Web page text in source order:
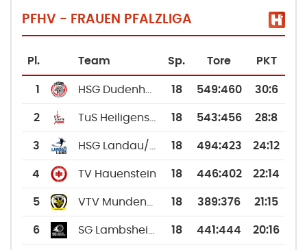
PFHV - FRAUEN PFALZLIGA
Pl. Team Sp. Tore PKT
1 18 549:460 30:6
2 18 543:456 28:8
3 18 494:423 24:12
4 TV Hauenstein 18 446:402 22:14
5 18 389:376 21:15
6 18 441:444 20:16